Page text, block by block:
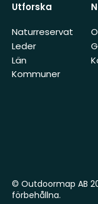
Utforska
Naturreservat
Leder
Län
Kommuner
© Outdoormap AB
förbehållna.